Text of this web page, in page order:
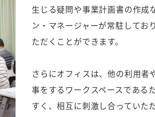
生じる疑問や事業計画書の作成
ン・マネージャーが常駐してお
ただくことができます。
さらにオフィスは、他の利用者
事をするワークスペースである
すく、相互に刺激し合っていた